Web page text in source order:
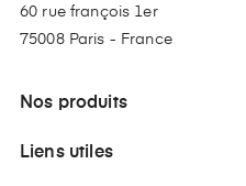
60 rue françois 1er
75008 Paris - France
Nos produits
Liens utiles